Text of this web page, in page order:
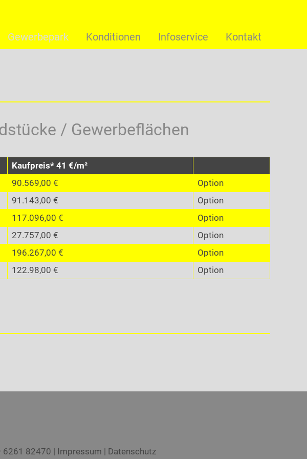
Gewerbepark Konditionen Infoservice Kontakt
/ Gewerbeflächen
Kaufpreis* 41 €/m²
90.569,00 €
Option
91.143,00 €
Option
117.096,00 €
Option
27.757,00 €
Option
196.267,00 €
Option
122.98,00 € Option
6261 82470 | Impressum | Datenschutz